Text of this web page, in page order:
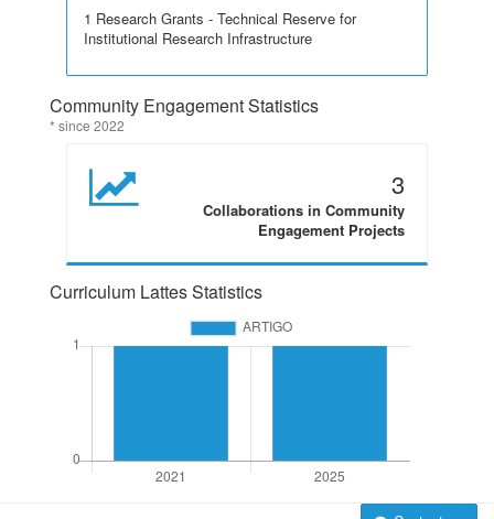
1 Research Grants - Technical Reserve for
Institutional Research Infrastructure
Community Engagement Statistics
* since 2022
3
Collaborations in Community
Engagement Projects
Curriculum Lattes Statistics